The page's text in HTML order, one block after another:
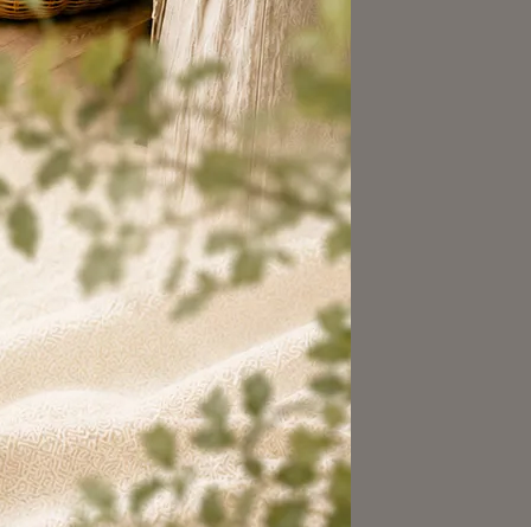
乾淨。🌷
也更像一個有秩序的家。🧺